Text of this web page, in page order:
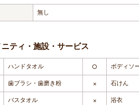
無し
ティ・施設・サービス
ハンドタオル ○ ボディソ
歯ブラシ・歯磨き粉 × 石けん
バスタオル × 浴衣